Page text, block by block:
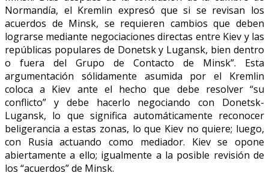
Normandía, el Kremlin expresó que si se revisan los
acuerdos de Minsk, se requieren cambios que deben
lograrse mediante negociaciones directas entre Kiev y las
repúblicas populares de Donetsk y Lugansk, bien dentro
o fuera del Grupo de Contacto de Minsk”. Esta
argumentación sólidamente asumida por el Kremlin
coloca a Kiev ante el hecho que debe resolver “su
conflicto” y debe hacerlo negociando con Donetsk-
Lugansk, lo que significa automáticamente reconocer
beligerancia a estas zonas, lo que Kiev no quiere; luego,
con Rusia actuando como mediador. Kiev se opone
abiertamente a ello; igualmente a la posible revisión de
los “acuerdos” de Minsk.